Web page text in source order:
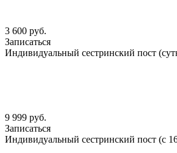
3 600 руб.
Записаться
Индивидуальный сестринский пост
9 999 руб.
Записаться
Индивидуальный сестринский пост (с